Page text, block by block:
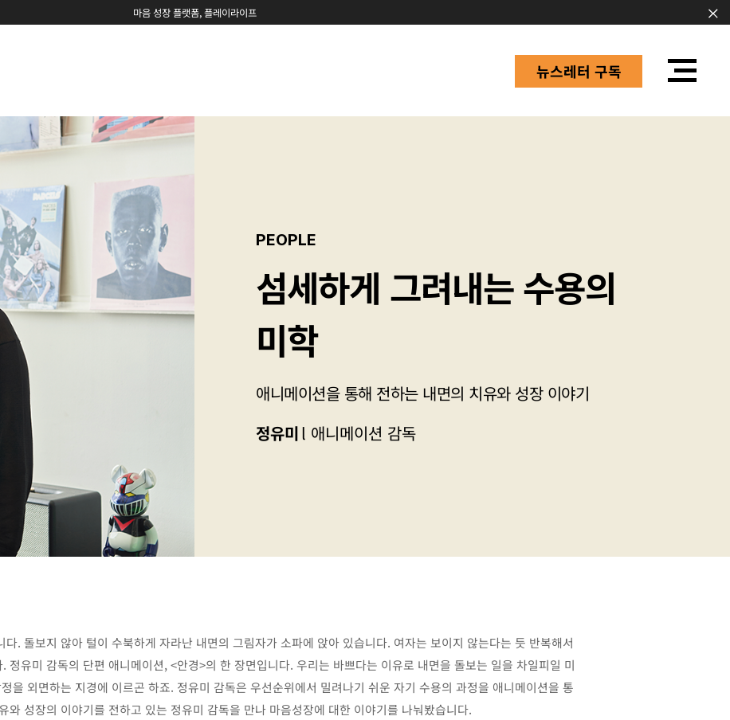
마음 성장 플랫폼, 플레이라이프
뉴스레터 구독
PEOPLE
섬세하게 그려내는 수용의
미학
애니메이션을 통해 전하는 내면의 치유와 성장 이야기
정유미 애니메이션 감독
. 돌보지 않아 털이 수북하게 자라난 내면의 그림자가 소파에 앉아 있습니다. 여자는 보이지 않는다는 듯 반복해서
정유미 감독의 단편 애니메이션, <안경>의 한 장면입니다. 우리는 바쁘다는 이유로 내면을 돌보는 일을 차일피일 미
을 외면하는 지경에 이르곤 하죠. 정유미 감독은 우선순위에서 밀려나기 쉬운 자기 수용의 과정을 애니메이션을 통
와 성장의 이야기를 전하고 있는 정유미 감독을 만나 마음성장에 대한 이야기를 나눠봤습니다.